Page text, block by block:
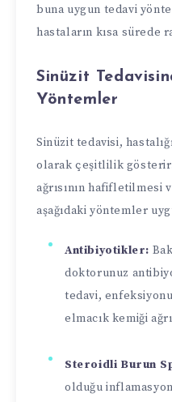
buna uygun tedavi
hastaların kısa sürede
Sinüzit
Yöntemler
Sinüzit tedavisi,
olarak çeşitlilik
ağrısının
aşağıdaki yöntemler
Antibiyotikler:
doktorunuz
tedavi,
elmacık kemiği
Steroidli Burun
olduğu